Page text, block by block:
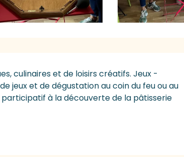
culinaires et de loisirs créatifs. Jeux -
jeux et de dégustation au coin du feu ou au
participatif à la découverte de la pâtisserie